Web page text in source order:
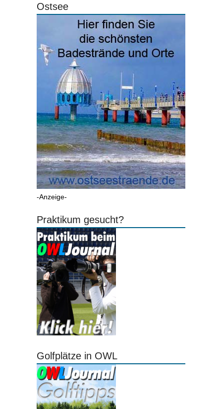
Ostsee
-Anzeige-
Praktikum gesucht?
Golfplätze in OWL